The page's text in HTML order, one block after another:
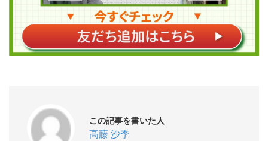
この記事を書いた人
高藤 沙季